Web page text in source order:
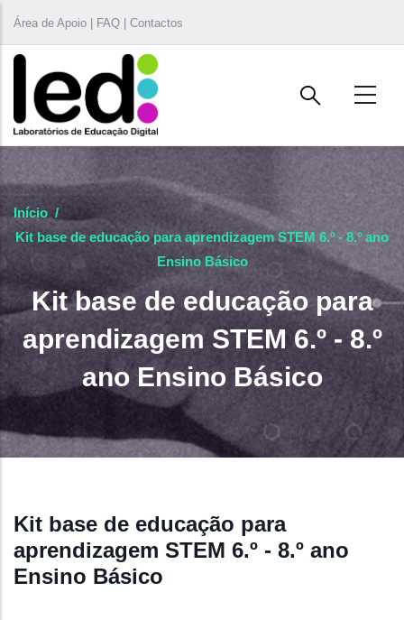
Passar para o conteúdo principal
Área de Apoio | FAQ | Contactos
Início /
Kit base de educação para aprendizagem STEM 6.º - 8.º ano
Ensino Básico
Kit base de educação para
aprendizagem STEM 6.º - 8.º
ano Ensino Básico
Kit base de educação para
aprendizagem STEM 6.º - 8.º ano
Ensino Básico